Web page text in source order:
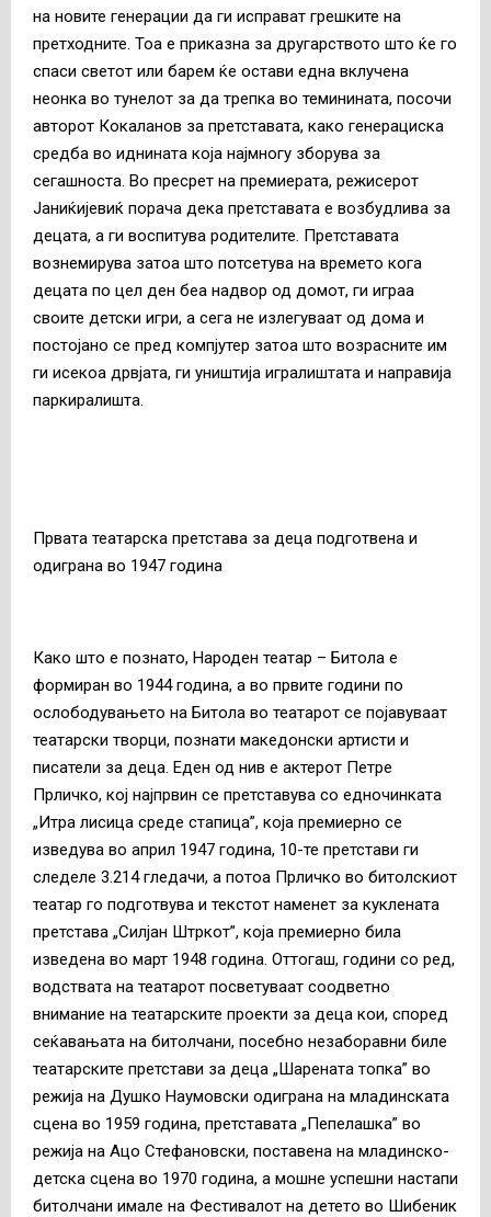
на новите генерации да ги исправат грешките на
претходните. Тоа е приказна за другарството што ќе го
спаси светот или барем ќе остави една вклучена
неонка во тунелот за да трепка во теминината, посочи
авторот Кокаланов за претставата, како генерациска
средба во иднината која најмногу зборува за
сегашноста. Во пресрет на премиерата, режисерот
Јаниќијевиќ порача дека претставата е возбудлива за
децата, а ги воспитува родителите. Претставата
вознемирува затоа што потсетува на времето кога
децата по цел ден беа надвор од домот, ги играа
своите детски игри, а сега не излегуваат од дома и
постојано се пред компјутер затоа што возрасните им
ги исекоа дрвјата, ги уништија игралиштата и направија
паркиралишта.
Првата театарска претстава за деца подготвена и
одиграна во 1947 година
Како што е познато, Народен театар – Битола е
формиран во 1944 година, а во првите години по
ослободувањето на Битола во театарот се појавуваат
театарски творци, познати македонски артисти и
писатели за деца. Еден од нив е актерот Петре
Прличко, кој најпрвин се претставува со едночинката
„Итра лисица среде стапица”, која премиерно се
изведува во април 1947 година, 10-те претстави ги
следеле 3.214 гледачи, а потоа Прличко во битолскиот
театар го подготвува и текстот наменет за куклената
претстава „Силјан Штркот”, која премиерно била
изведена во март 1948 година. Оттогаш, години со ред,
водствата на театарот посветуваат соодветно
внимание на театарските проекти за деца кои, според
сеќавањата на битолчани, посебно незаборавни биле
театарските претстави за деца „Шарената топка” во
режија на Душко Наумовски одиграна на младинската
сцена во 1959 година, претставата „Пепелашка” во
режија на Ацо Стефановски, поставена на младинско-
детска сцена во 1970 година, а мошне успешни настапи
битолчани имале на Фестивалот на детето во Шибеник